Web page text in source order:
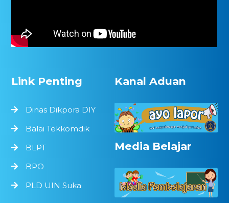
Link Penting
Dinas Dikpora DIY
Balai Tekkomdik
BLPT
BPO
PLD UIN Suka
Kanal Aduan
Media Belajar